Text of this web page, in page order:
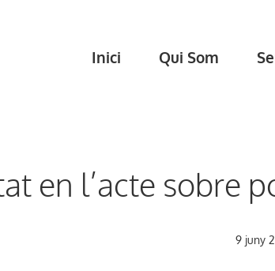
Inici Qui Som
en l’acte sobre
9 juny